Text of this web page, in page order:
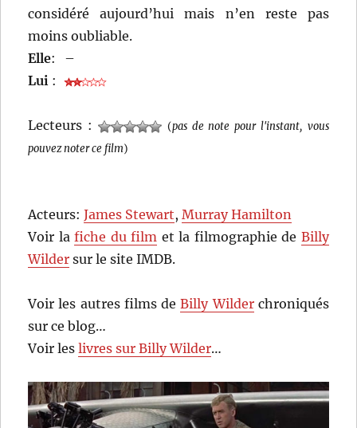
considéré aujourd’hui mais n’en reste pas
moins oubliable.
Elle:
–
Lui :
Lecteurs : (pas de note pour l'instant, vous
pouvez noter ce film)
Acteurs:James Stewart,Murray Hamilton
Voir lafiche du film et la filmographie de Billy
Wilder sur le site IMDB.
Voir les autres films deBilly Wilderchroniqués
sur ce blog…
Voir leslivres sur Billy Wilder…